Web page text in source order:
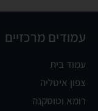
עמודים מרכזיים
עמוד בית
צפון איטליה
רומא וטוסקנה